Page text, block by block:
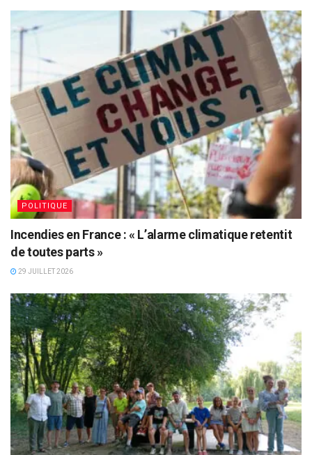
POLITIQUE
Incendies en France : « L’alarme climatique retentit
de toutes parts »
29 JUILLET 2026